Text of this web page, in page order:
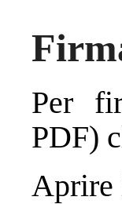
Per
PDF)
Aprire